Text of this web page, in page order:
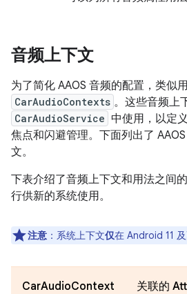
音频上下文
为了简化 AAOS 音频的配置，类似
CarAudioContexts 。这些音频上
CarAudioService 中使用，以定
焦点和闪避管理。下面列出了
文。
下表介绍了音频上下文和用法之间
行供新的系统使用。
注意 ：系统上下文仅在 Android 11 及
CarAudioContext 关联的